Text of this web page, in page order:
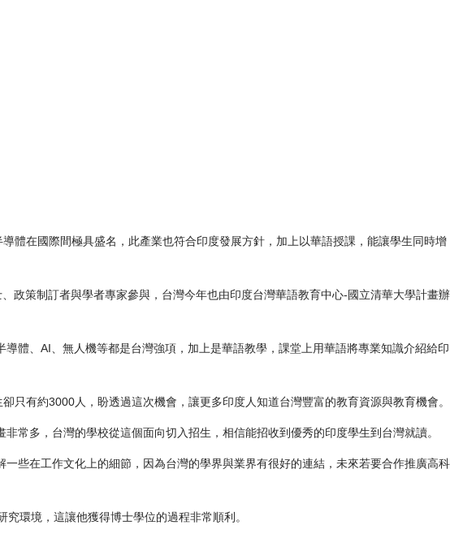
體在國際間極具盛名，此產業也符合印度發展方針，加上以華語授課，能讓學生同時增
政策制訂者與學者專家參與，台灣今年也由印度台灣華語教育中心-國立清華大學計畫辦
體、AI、無人機等都是台灣強項，加上是華語教學，課堂上用華語將專業知識介紹給印
有約3000人，盼透過這次機會，讓更多印度人知道台灣豐富的教育資源與教育機會。
常多，台灣的學校從這個面向切入招生，相信能招收到優秀的印度學生到台灣就讀。
些在工作文化上的細節，因為台灣的學界與業界有很好的連結，未來若要合作推廣高科
環境，這讓他獲得博士學位的過程非常順利。